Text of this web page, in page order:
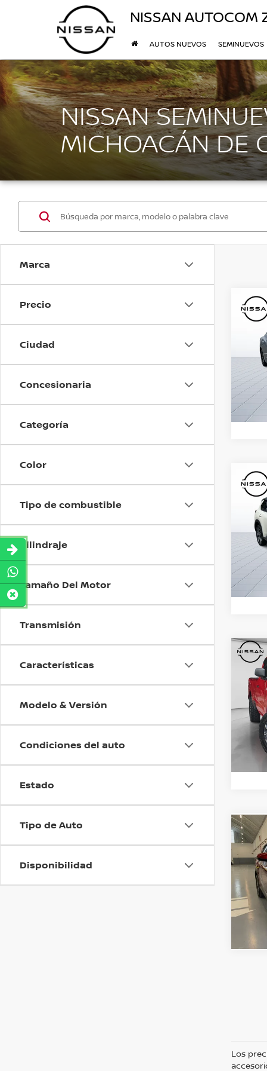
NISSAN AUTOCOM
AUTOS NUEVOS SEMINUEVOS
NISSAN
MICHOACÁN DE
Marca
Precio
Ciudad
Concesionaria
Categoría
Color
Tipo de combustible
Cilindraje
Tamaño Del Motor
Transmisión
Características
Modelo & Versión
Condiciones del auto
Estado
Tipo de Auto
Disponibilidad
Precio:
Los